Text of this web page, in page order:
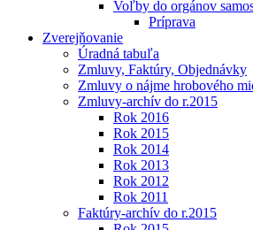
Voľby do orgánov
Príprava
Zverejňovanie
Úradná tabuľa
Zmluvy, Faktúry, Objednávky
Zmluvy o nájme hrobového
Zmluvy-archív do r.2015
Rok 2016
Rok 2015
Rok 2014
Rok 2013
Rok 2012
Rok 2011
Faktúry-archív do r.2015